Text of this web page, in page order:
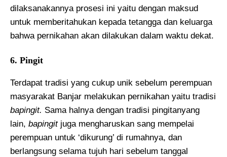
dilaksanakannya prosesi ini yaitu dengan maksud
untuk memberitahukan kepada tetangga dan keluarga
bahwa pernikahan akan dilakukan dalam waktu dekat.
6. Pingit
Terdapat tradisi yang cukup unik sebelum perempuan
masyarakat Banjar melakukan pernikahan yaitu tradisi
bapingit. Sama halnya dengan tradisi pingitanyang
lain, bapingitjuga mengharuskan sang mempelai
perempuan untuk ‘dikurung’ di rumahnya, dan
berlangsung selama tujuh hari sebelum tanggal